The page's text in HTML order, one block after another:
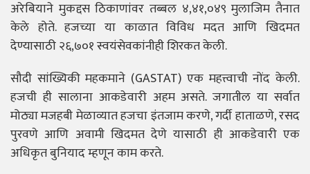
अरेबियाने मुकद्दस ठिकाणांवर तब्बल ४,४१,०४९ मुलाजिम तैनात
केले होते. हजच्या या काळात विविध मदत आणि खिदमत
देण्यासाठी २६,७०१ स्वयंसेवकांनीही शिरकत केली.
सौदी सांख्यिकी महकमाने (GASTAT) एक महत्त्वाची नोंद केली.
हजची ही सालाना आकडेवारी अहम असते. जगातील या सर्वात
मोठ्या मजहबी मेळाव्यात हजचा इंतजाम करणे, गर्दी हाताळणे, रसद
पुरवणे आणि अवामी खिदमत देणे यासाठी ही आकडेवारी एक
अधिकृत बुनियाद म्हणून काम करते.